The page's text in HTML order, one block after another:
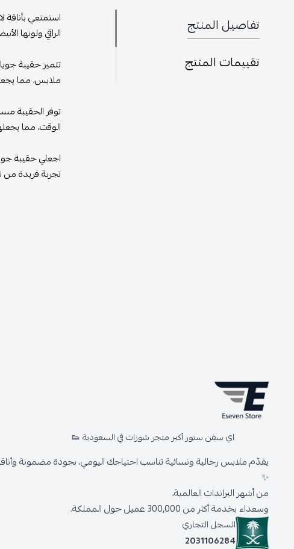
تفاصيل المنتج
تقييمات المنتج
استمتعي بأناقة
الراقي ولونها
تتميز حقيبة
ملابس، مما
توفر الحقيبة
الوقت، مما
اجعلي حقيبة
تجربة فريدة من
اي سفن ستور أكبر متجر شوزات في السعودية 👟
يقدّم ملابس رجالية ونسائية تناسب احتياجك اليومي، بجودة مضمونة
✨
من أشهر البراندات العالمية،
وسعداء بخدمة أكثر من 300,000 عميل حول المملكة.
السجل التجاري
2031106284